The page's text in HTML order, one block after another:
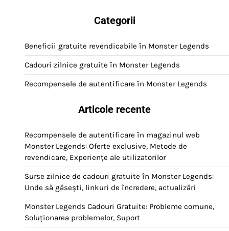
Categorii
Beneficii gratuite revendicabile în Monster Legends
Cadouri zilnice gratuite în Monster Legends
Recompensele de autentificare în Monster Legends
Articole recente
Recompensele de autentificare în magazinul web
Monster Legends: Oferte exclusive, Metode de
revendicare, Experiențe ale utilizatorilor
Surse zilnice de cadouri gratuite în Monster Legends:
Unde să găsești, linkuri de încredere, actualizări
Monster Legends Cadouri Gratuite: Probleme comune,
Soluționarea problemelor, Suport